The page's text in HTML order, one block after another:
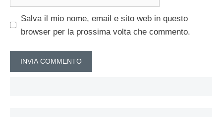
Salva il mio nome, email e sito web in questo
browser per la prossima volta che commento.